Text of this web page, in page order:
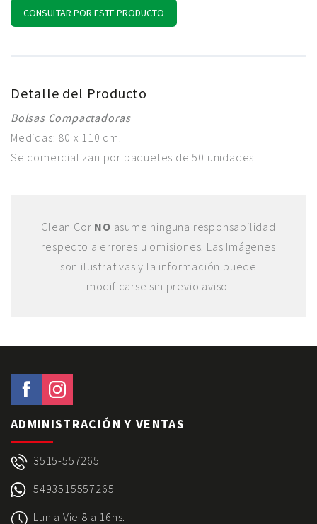
CONSULTAR POR ESTE PRODUCTO
Detalle del Producto
Bolsas Compactadoras
Medidas: 80 x 110 cm.
Se comercializan por paquetes de 50 unidades.
Clean Cor NO asume ninguna responsabilidad
respecto a errores u omisiones. Las Imágenes
son ilustrativas y la información puede
modificarse sin previo aviso.
ADMINISTRACIÓN Y VENTAS
3515-557265
5493515557265
Lun a Vie 8 a 16hs.